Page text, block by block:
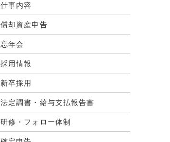
仕事内容
償却資産申告
忘年会
採用情報
新卒採用
法定調書・給与支払報告書
研修・フォロー体制